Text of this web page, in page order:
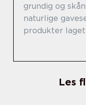
grundig og
naturlige
produkter
Les